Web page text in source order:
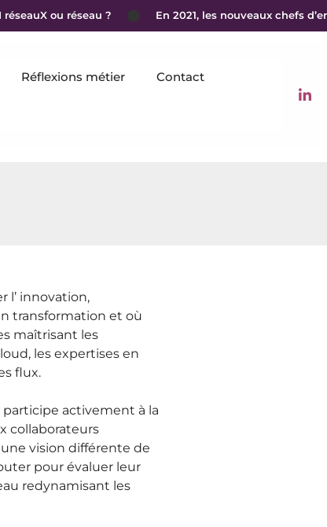
ou réseau ? En 2021, les nouveaux chefs
Réflexions métier Contact
l’ innovation,
transformation et où
maîtrisant les
les expertises en
flux.
activement à la
collaborateurs
vision différente de
pour évaluer leur
redynamisant les